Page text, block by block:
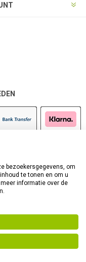
Alle rechten
bezoekersgegevens, om
te tonen en om u
informatie over de